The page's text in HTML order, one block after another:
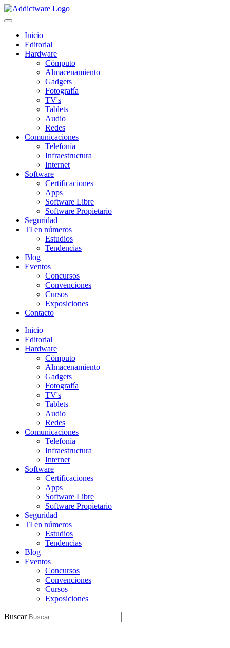
Inicio
Editorial
Hardware
Cómputo
Almacenamiento
Gadgets
Fotografía
TV's
Tablets
Audio
Redes
Comunicaciones
Telefonía
Infraestructura
Internet
Software
Certificaciones
Apps
Software Libre
Software Propietario
Seguridad
TI en números
Estudios
Tendencias
Blog
Eventos
Concursos
Convenciones
Cursos
Exposiciones
Contacto
Inicio
Editorial
Hardware
Cómputo
Almacenamiento
Gadgets
Fotografía
TV's
Tablets
Audio
Redes
Comunicaciones
Telefonía
Infraestructura
Internet
Software
Certificaciones
Apps
Software Libre
Software Propietario
Seguridad
TI en números
Estudios
Tendencias
Blog
Eventos
Concursos
Convenciones
Cursos
Exposiciones
Buscar